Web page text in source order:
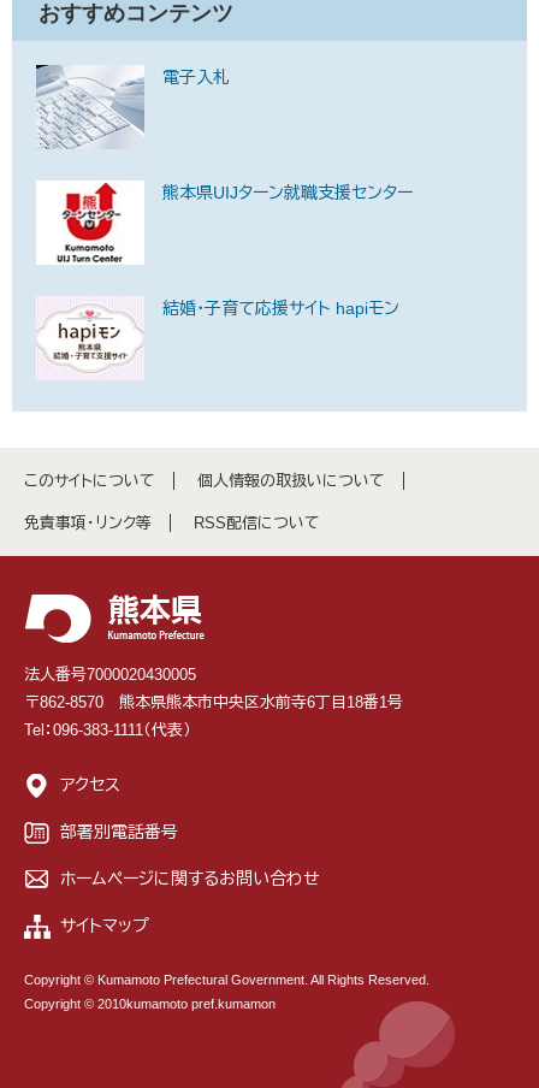
おすすめコンテンツ
電子入札
熊本県UIJターン就職支援センター
結婚・子育て応援サイト hapiモン
このサイトについて 個人情報の取扱いについて
免責事項・リンク等 RSS配信について
法人番号7000020430005
〒862-8570 熊本県熊本市中央区水前寺6丁目18番1号
Tel：096-383-1111（代表）
アクセス
部署別電話番号
ホームページに関するお問い合わせ
サイトマップ
Copyright © Kumamoto Prefectural Government. All Rights Reserved.
Copyright © 2010kumamoto pref.kumamon